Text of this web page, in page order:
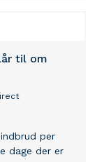
store
til om
per
dage der er